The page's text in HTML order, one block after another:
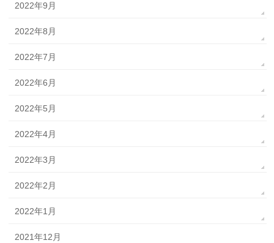
2022年9月
2022年8月
2022年7月
2022年6月
2022年5月
2022年4月
2022年3月
2022年2月
2022年1月
2021年12月